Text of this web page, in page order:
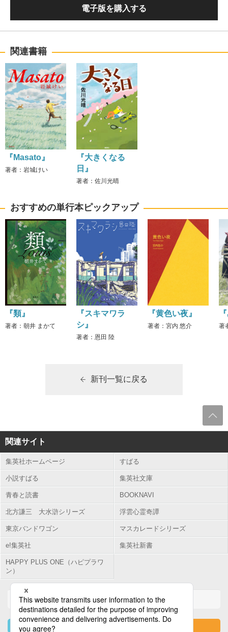
電子版を購入する
関連書籍
『Masato』
著者：岩城けい
『大きくなる
日』
著者：佐川光晴
おすすめの単行本ピックアップ
『類』
著者：朝井 まかて
『スキマワラ
シ』
著者：恩田 陸
『黄色い夜』
著者：宮内 悠介 著
新刊一覧に戻る
関連サイト
集英社ホームページ すばる
小説すばる 集英社文庫
青春と読書 BOOKNAVI
北方謙三 大水滸シリーズ 浮雲心霊奇譚
東京バンドワゴン マスカレードシリーズ
e!集英社 集英社新書
HAPPY PLUS ONE（ハピプラワ
ン）
＞ 集英社 文芸ステーションについて
＞ 新規会員登録